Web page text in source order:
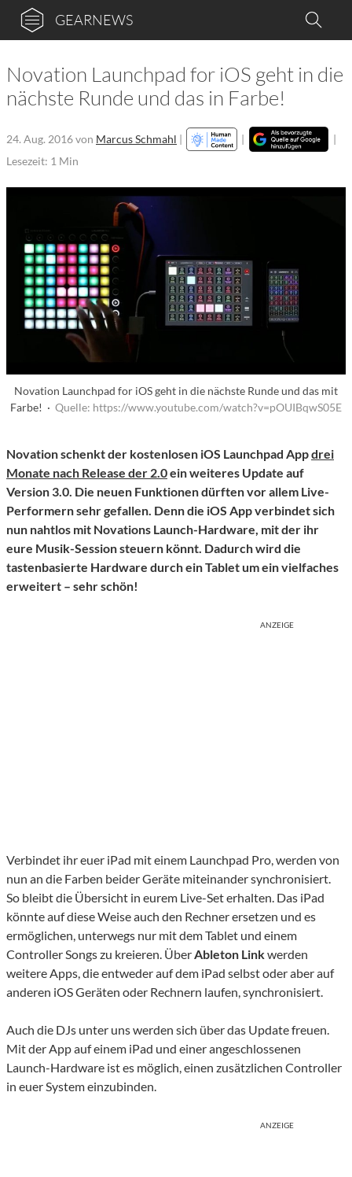
GEARNEWS
Novation Launchpad for iOS geht in die
nächste Runde und das in Farbe!
24. Aug. 2016von Marcus Schmahl | |
|
Lesezeit: 1 Min
Novation Launchpad for iOS geht in die nächste Runde und das mit
Farbe! · Quelle: https://www.youtube.com/watch?v=pOUIBqwS05E
Novation schenkt der kostenlosen iOS Launchpad Appdrei
Monate nach Release der 2.0ein weiteres Update auf
Version 3.0. Die neuen Funktionen dürften vor allem Live-
Performern sehr gefallen. Denn die iOS App verbindet sich
nun nahtlos mit Novations Launch-Hardware, mit der ihr
eure Musik-Session steuern könnt. Dadurch wird die
tastenbasierte Hardware durch ein Tablet um ein vielfaches
erweitert – sehr schön!
ANZEIGE
Verbindet ihr euer iPad mit einem Launchpad Pro, werden von
nun an die Farben beider Geräte miteinander synchronisiert.
So bleibt die Übersicht in eurem Live-Set erhalten. Das iPad
könnte auf diese Weise auch den Rechner ersetzen und es
ermöglichen, unterwegs nur mit dem Tablet und einem
Controller Songs zu kreieren. ÜberAbleton Linkwerden
weitere Apps, die entweder auf dem iPad selbst oder aber auf
anderen iOS Geräten oder Rechnern laufen, synchronisiert.
Auch die DJs unter uns werden sich über das Update freuen.
Mit der App auf einem iPad und einer angeschlossenen
Launch-Hardware ist es möglich, einen zusätzlichen Controller
in euer System einzubinden.
ANZEIGE